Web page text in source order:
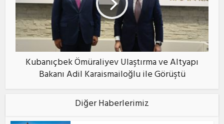
Kubanıçbek Ömüraliyev Ulaştırma ve Altyapı
Bakanı Adil Karaismailoğlu ile Görüştü
Diğer Haberlerimiz